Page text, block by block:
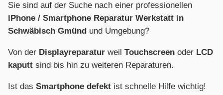
Sie sind auf der Suche nach einer professionellen
iPhone / Smartphone Reparatur Werkstatt in
Schwäbisch Gmünd und Umgebung?
Von der Displayreparatur weil Touchscreen oder LCD
kaputt sind bis hin zu weiteren Reparaturen.
Ist das Smartphone defekt ist schnelle Hilfe wichtig!